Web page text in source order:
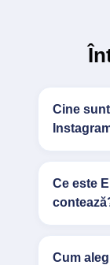
Cine
Ce este
Cum